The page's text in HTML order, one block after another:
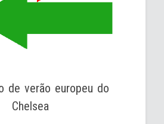
de verão europeu do
Chelsea